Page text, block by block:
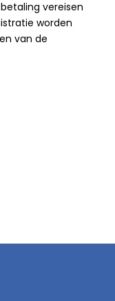
vereisen
worden
van de